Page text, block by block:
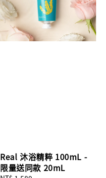
Real 沐浴精粹 100mL -
限量送同款 20mL